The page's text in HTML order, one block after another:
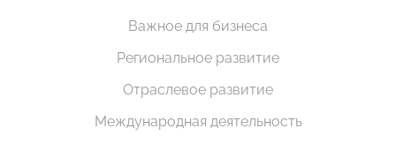
Важное для бизнеса
Региональное развитие
Отраслевое развитие
Международная деятельность